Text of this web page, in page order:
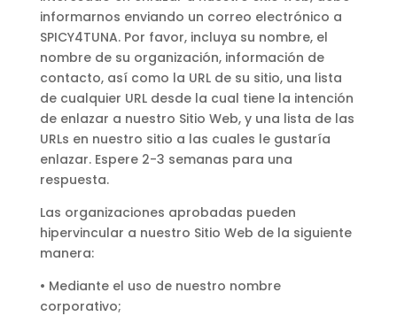
informarnos enviando un correo electrónico a
SPICY4TUNA. Por favor, incluya su nombre, el
nombre de su organización, información de
contacto, así como la URL de su sitio, una lista
de cualquier URL desde la cual tiene la intención
de enlazar a nuestro Sitio Web, y una lista de las
URLs en nuestro sitio a las cuales le gustaría
enlazar. Espere 2-3 semanas para una
respuesta.
Las organizaciones aprobadas pueden
hipervincular a nuestro Sitio Web de la siguiente
manera:
• Mediante el uso de nuestro nombre
corporativo;